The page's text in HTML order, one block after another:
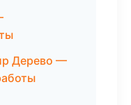
Дерево —